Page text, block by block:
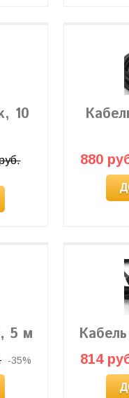
10
880
5 м
-35% 814